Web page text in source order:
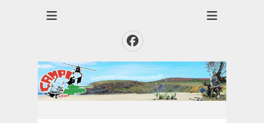
Club CAMPI
Facebook